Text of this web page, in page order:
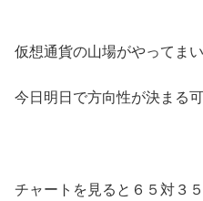
仮想通貨の山場がやってま
今日明日で方向性が決まる
チャートを見ると６５対３